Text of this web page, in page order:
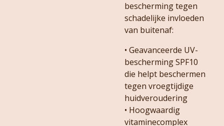
bescherming tegen
schadelijke invloeden
van buitenaf:
• Geavanceerde UV-
bescherming SPF10
die helpt beschermen
tegen vroegtijdige
huidveroudering
• Hoogwaardig
vitaminecomplex